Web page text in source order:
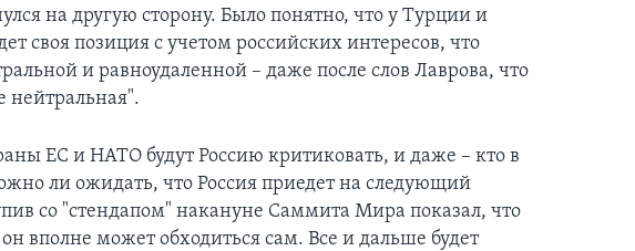
на другую сторону. Было понятно, что у Турции и
своя позиция с учетом российских интересов, что
и равноудаленной – даже после слов Лаврова, что
нейтральная".
ЕС и НАТО будут Россию критиковать, и даже – кто в
ли ожидать, что Россия приедет на следующий
со "стендапом" накануне Саммита Мира показал, что
вполне может обходиться сам. Все и дальше будет